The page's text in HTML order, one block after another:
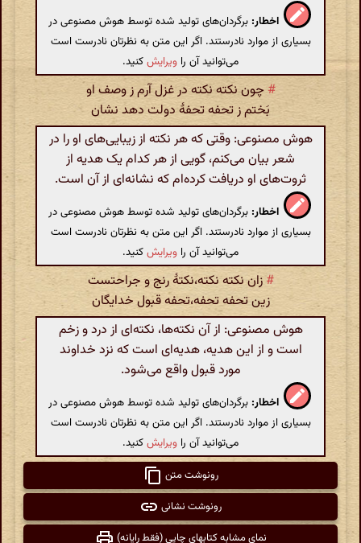
اخطار: برگردان‌های تولید شده توسط هوش مصنوعی در
بسیاری از موارد نادرستند. اگر این متن به نظرتان نادرست است
می‌توانید آن را ویرایشکنید.
# چون نکته نکته در غزل آرم ز وصف او
بَختم ز تحفه تحفهٔ دولت دهد نشان
هوش مصنوعی: وقتی که هر نکته از زیبایی‌های او را در
شعر بیان می‌کنم، گویی از هر کدام یک هدیه از
ثروت‌های او دریافت کرده‌ام که نشانه‌ای از آن است.
اخطار: برگردان‌های تولید شده توسط هوش مصنوعی در
بسیاری از موارد نادرستند. اگر این متن به نظرتان نادرست است
می‌توانید آن را ویرایشکنید.
# زان نکته نکته،نکتهٔ رنج و جراحتست
زین تحفه تحفه،تحفه قبول خدایگان
هوش مصنوعی: از آن نکته‌ها، نکته‌ای از درد و زخم
است و از این هدیه، هدیه‌ای است که نزد خداوند
مورد قبول واقع می‌شود.
اخطار: برگردان‌های تولید شده توسط هوش مصنوعی در
بسیاری از موارد نادرستند. اگر این متن به نظرتان نادرست است
می‌توانید آن را ویرایشکنید.
رونوشت متن
رونوشت نشانی
نمای مشابه کتابهای چاپی (فقط رایانه)